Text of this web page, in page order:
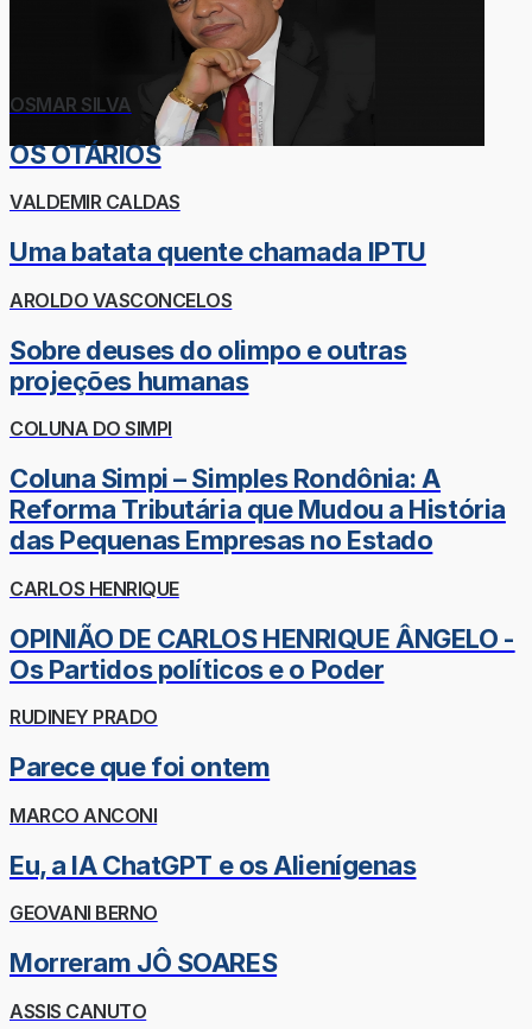
OSMAR SILVA
OS OTÁRIOS
VALDEMIR CALDAS
Uma batata quente chamada IPTU
AROLDO VASCONCELOS
Sobre deuses do olimpo e outras
projeções humanas
COLUNA DO SIMPI
Coluna Simpi – Simples Rondônia: A
Reforma Tributária que Mudou a História
das Pequenas Empresas no Estado
CARLOS HENRIQUE
OPINIÃO DE CARLOS HENRIQUE ÂNGELO -
Os Partidos políticos e o Poder
RUDINEY PRADO
Parece que foi ontem
MARCO ANCONI
Eu, a IA ChatGPT e os Alienígenas
GEOVANI BERNO
Morreram JÔ SOARES
ASSIS CANUTO